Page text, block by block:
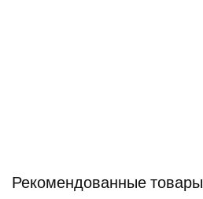
Рекомендованные товары